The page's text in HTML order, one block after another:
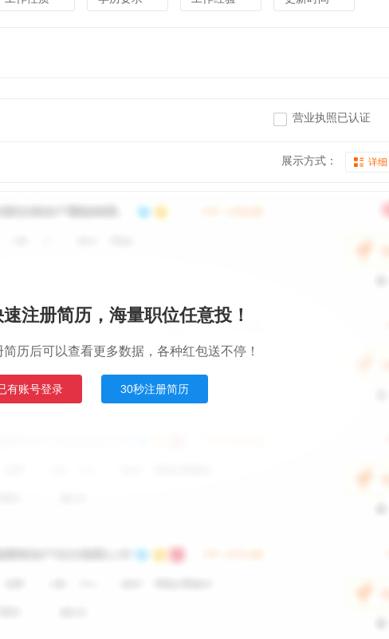
营业执照已认证
展示方式： 详细
注册简历，海量职位任意投！
历后可以查看更多数据，各种红包送不停！
有账号登录 30秒注册简历